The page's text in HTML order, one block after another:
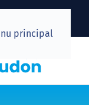
principal